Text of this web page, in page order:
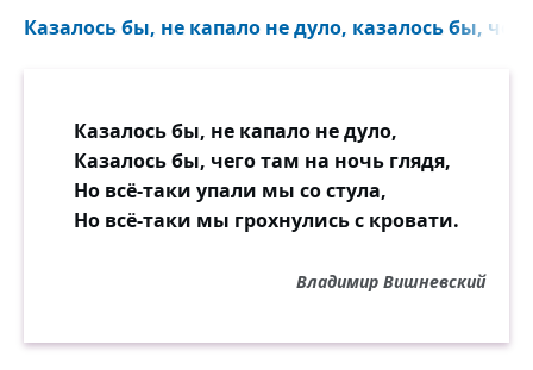
Казалось бы, не капало не дуло, казалось бы,
Казалось бы, не капало не дуло,
Казалось бы, чего там на ночь глядя,
Но всё-таки упали мы со стула,
Но всё-таки мы грохнулись с кровати.
Владимир Вишневский